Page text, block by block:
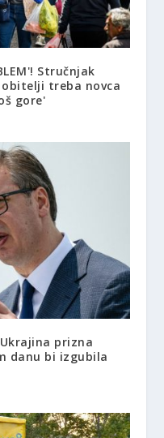
Stručnjak
treba novca
gore'
prizna
danu bi izgubila